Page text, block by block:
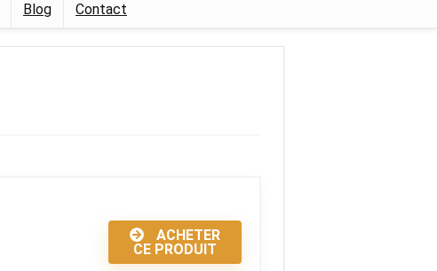
Blog Contact
ACHETER
CE PRODUIT